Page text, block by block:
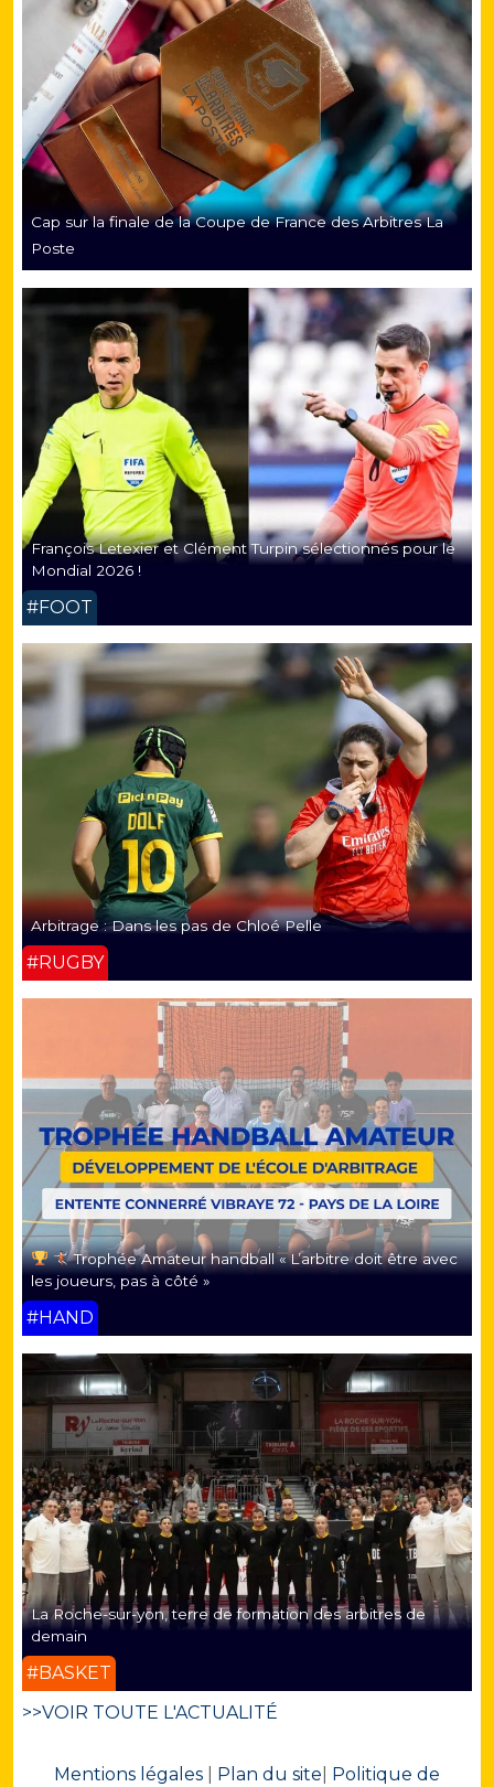
Cap sur la finale de la Coupe de France des Arbitres La
Poste
François Letexier et Clément Turpin sélectionnés pour le
Mondial 2026 !
#FOOT
Arbitrage : Dans les pas de Chloé Pelle
#RUGBY
Trophée Amateur handball « L’arbitre doit être avec
les joueurs, pas à côté »
#HAND
La Roche-sur-yon, terre de formation des arbitres de
demain
#BASKET
>>VOIR TOUTE L'ACTUALITÉ
Mentions légales Plan du site Politique de